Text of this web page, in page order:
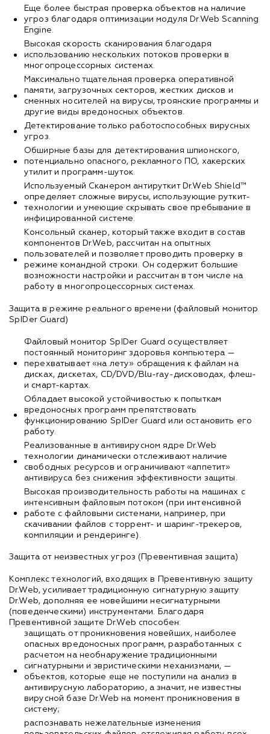
Еще более быстрая проверка объектов на наличие
угроз благодаря оптимизации модуля Dr.Web Scanning
Engine.
Высокая скорость сканирования благодаря
использованию нескольких потоков проверки в
многопроцессорных системах.
Максимально тщательная проверка оперативной
памяти, загрузочных секторов, жестких дисков и
сменных носителей на вирусы, троянские программы и
другие виды вредоносных объектов.
Детектирование только работоспособных вирусных
угроз.
Обширные базы для детектирования шпионского,
потенциально опасного, рекламного ПО, хакерских
утилит и программ-шуток.
Используемый Сканером антируткит Dr.Web Shield™
определяет сложные вирусы, использующие руткит-
технологии и умеющие скрывать свое пребывание в
инфицированной системе.
Консольный сканер, который также входит в состав
компонентов Dr.Web, рассчитан на опытных
пользователей и позволяет проводить проверку в
режиме командной строки. Он содержит большие
возможности настройки и рассчитан в том числе на
работу в многопроцессорных системах.
Защита в режиме реального времени (файловый монитор
SpIDer Guard)
Файловый монитор SpIDer Guard осуществляет
постоянный мониторинг здоровья компьютера —
перехватывает «на лету» обращения к файлам на
дисках, дискетах, CD/DVD/Blu-ray-дисководах, флеш-
и смарт-картах.
Обладает высокой устойчивостью к попыткам
вредоносных программ препятствовать
функционированию SpIDer Guard или остановить его
работу.
Реализованные в антивирусном ядре Dr.Web
технологии динамически отслеживают наличие
свободных ресурсов и ограничивают «аппетит»
антивируса без снижения эффективности защиты.
Высокая производительность работы на машинах с
интенсивным файловым потоком (при интенсивной
работе с файловыми системами, например, при
скачивании файлов с торрент- и шаринг-трекеров,
компиляции и рендеринге).
Защита от неизвестных угроз (Превентивная защита)
Комплекс технологий, входящих в Превентивную защиту
Dr.Web, усиливает традиционную сигнатурную защиту
Dr.Web, дополняя ее новейшими несигнатурными
(поведенческими) инструментами. Благодаря
Превентивной защите Dr.Web способен:
защищать от проникновения новейших, наиболее
опасных вредоносных программ, разработанных с
расчетом на необнаружение традиционными
сигнатурными и эвристическими механизмами, —
объектов, которые еще не поступили на анализ в
антивирусную лабораторию, а значит, не известны
вирусной базе Dr.Web на момент проникновения в
систему;
распознавать нежелательные изменения